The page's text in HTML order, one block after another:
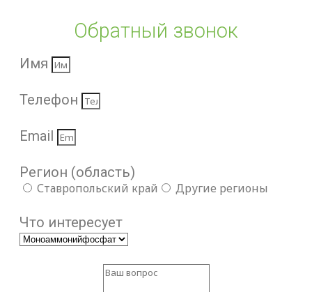
Обратный звонок
Имя
Телефон
Email
Регион (область)
Ставропольский край Другие регионы
Что интересует